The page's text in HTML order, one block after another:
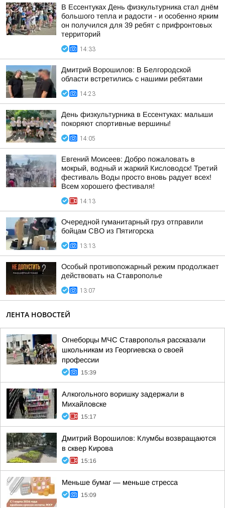
В Ессентуках День физкультурника стал днём
большого тепла и радости - и особенно ярким
он получился для 39 ребят с прифронтовых
территорий
14:33
Дмитрий Ворошилов: В Белгородской
области встретились с нашими ребятами
14:23
День физкультурника в Ессентуках: малыши
покоряют спортивные вершины!
14:05
Евгений Моисеев: Добро пожаловать в
мокрый, водный и жаркий Кисловодск! Третий
фестиваль Воды просто вновь радует всех!
Всем хорошего фестиваля!
14:13
Очередной гуманитарный груз отправили
бойцам СВО из Пятигорска
13:13
Особый противопожарный режим продолжает
действовать на Ставрополье
13:07
ЛЕНТА НОВОСТЕЙ
Огнеборцы МЧС Ставрополья рассказали
школьникам из Георгиевска о своей
профессии
15:39
Алкогольного воришку задержали в
Михайловске
15:17
Дмитрий Ворошилов: Клумбы возвращаются
в сквер Кирова
15:16
Меньше бумаг — меньше стресса
15:09